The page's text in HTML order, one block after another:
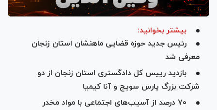
بیشتر بخوانید:
رئیس جدید حوزه قضایی ماهنشان استان زنجان
معرفی شد
بازدید رییس کل دادگستری استان زنجان از دو
شرکت بزرگ پارس سویچ و آنا کیمیا
۷۰ درصد از آسیب‌های اجتماعی با مواد مخدر